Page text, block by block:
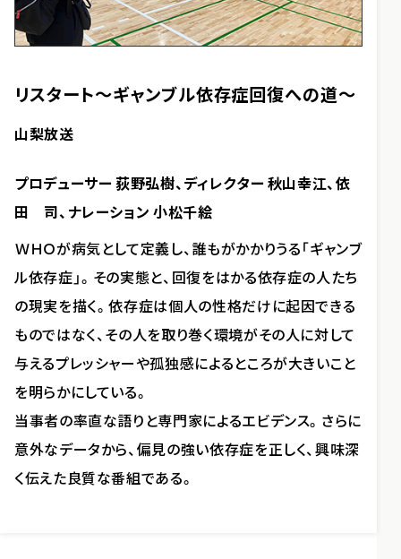
リスタート～ギャンブル依存症回復への道～
山梨放送
プロデューサー 荻野弘樹、ディレクター 秋山幸江、依
田 司、ナレーション 小松千絵
ＷＨＯが病気として定義し、誰もがかかりうる「ギャンブ
ル依存症」。その実態と、回復をはかる依存症の人たち
の現実を描く。依存症は個人の性格だけに起因できる
ものではなく、その人を取り巻く環境がその人に対して
与えるプレッシャーや孤独感によるところが大きいこと
を明らかにしている。
当事者の率直な語りと専門家によるエビデンス。さらに
意外なデータから、偏見の強い依存症を正しく、興味深
く伝えた良質な番組である。